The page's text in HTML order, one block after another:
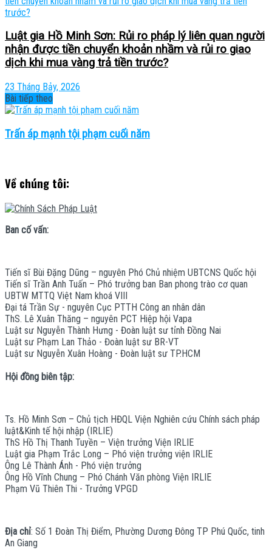
Luật gia Hồ Minh Sơn: Rủi ro pháp lý liên quan người
nhận được tiền chuyển khoản nhầm và rủi ro giao
dịch khi mua vàng trả tiền trước?
23 Tháng Bảy, 2026
Bài tiếp theo
Trấn áp mạnh tội phạm cuối năm
Về chúng tôi:
Ban cố vấn:
Tiến sĩ Bùi Đặng Dũng – nguyên Phó Chủ nhiệm UBTCNS Quốc hội
Tiến sĩ Trần Anh Tuấn – Phó trưởng ban Ban phong trào cơ quan
UBTW MTTQ Việt Nam khoá VIII
Đại tá Trần Sự - nguyên Cục PTTH Công an nhân dân
ThS. Lê Xuân Thăng – nguyên PCT Hiệp hội Vapa
Luật sư Nguyễn Thành Hưng - Đoàn luật sư tỉnh Đồng Nai
Luật sư Phạm Lan Thảo - Đoàn luật sư BR-VT
Luật sư Nguyễn Xuân Hoàng - Đoàn luật sư TP.HCM
Hội đồng biên tập:
Ts. Hồ Minh Sơn – Chủ tịch HĐQL Viện Nghiên cứu Chính sách pháp
luật&Kinh tế hội nhập (IRLIE)
ThS Hồ Thị Thanh Tuyền – Viện trưởng Viện IRLIE
Luật gia Phạm Trắc Long – Phó viện trưởng viện IRLIE
Ông Lê Thành Ánh - Phó viện trưởng
Ông Hồ Vĩnh Chung – Phó Chánh Văn phòng Viện IRLIE
Phạm Vũ Thiên Thi - Trưởng VPGD
Địa chỉ: Số 1 Đoàn Thị Điểm, Phường Dương Đông TP Phú Quốc, tinh
An Giang